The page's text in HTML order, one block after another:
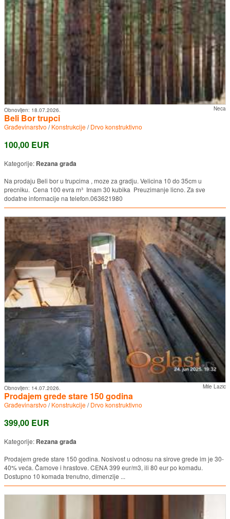
Neca
Obnovljen: 18.07.2026.
Beli Bor trupci
Građevinarstvo /Konstrukcije/Drvo konstruktivno
100,00 EUR
Kategorije: Rezana građa
Na prodaju Beli bor u trupcima , moze za gradju. Velicina 10 do 35cm u
precniku. Cena 100 evra m³ Imam 30 kubika Preuzimanje licno. Za sve
dodatne informacije na telefon.063621980
Mile Lazic
Obnovljen: 14.07.2026.
Prodajem grede stare 150 godina
Građevinarstvo /Konstrukcije/Drvo konstruktivno
399,00 EUR
Kategorije: Rezana građa
Prodajem grede stare 150 godina. Nosivost u odnosu na sirove grede im je 30-
40% veća. Čamove i hrastove. CENA 399 eur/m3, ili 80 eur po komadu.
Dostupno 10 komada trenutno, dimenzije ...